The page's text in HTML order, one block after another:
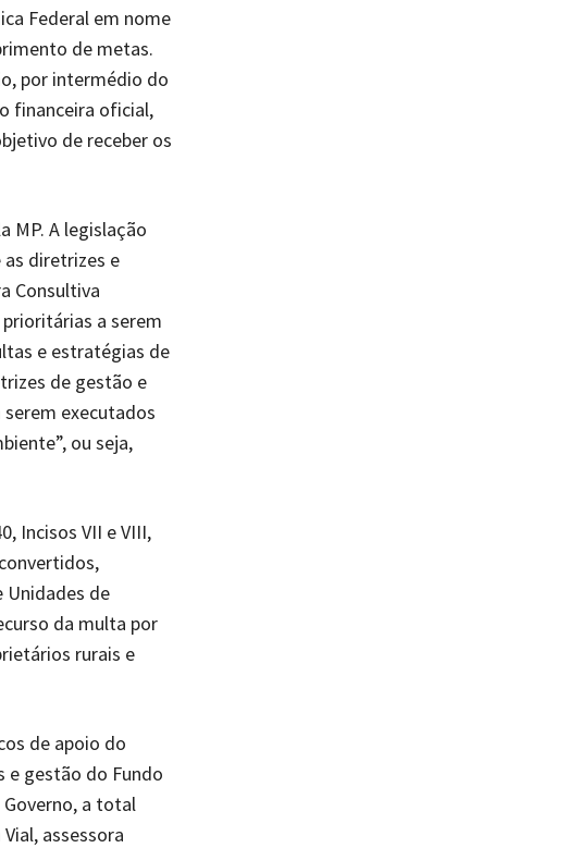
Federal em nome
de metas.
por intermédio do
financeira oficial,
de receber os
MP. A legislação
diretrizes e
Consultiva
a serem
e estratégias de
de gestão e
executados
ou seja,
Incisos VII e VIII,
de
da multa por
rurais e
de apoio do
e gestão do Fundo
a total
assessora